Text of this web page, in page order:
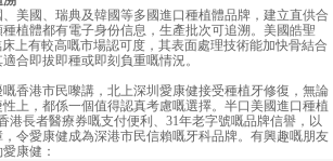
國、瑞典及韓國等多國進口種植體品牌，建立直供合
植體都有電子身份信息，生產批次可追溯。美國皓聖
上有較高嘅市場認可度，其表面處理技術能加快骨結合
合即拔即種或即刻負重嘅情況。
港市民嚟講，北上深圳愛康健接受種植牙修復，無論
上，都係一個值得認真考慮嘅選擇。半口美國進口種植
港長者醫療券嘅支付便利、31年老字號嘅品牌信譽，以
令愛康健成為深港市民信賴嘅牙科品牌。有興趣嘅朋友
康健：